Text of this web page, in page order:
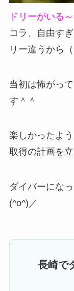
ドリーがいる～
コラ、自由す
リー違うから（
当初は怖がっ
す＾＾
楽しかったよ
取得の計画を
ダイバーにな
(^o^)／
長崎で